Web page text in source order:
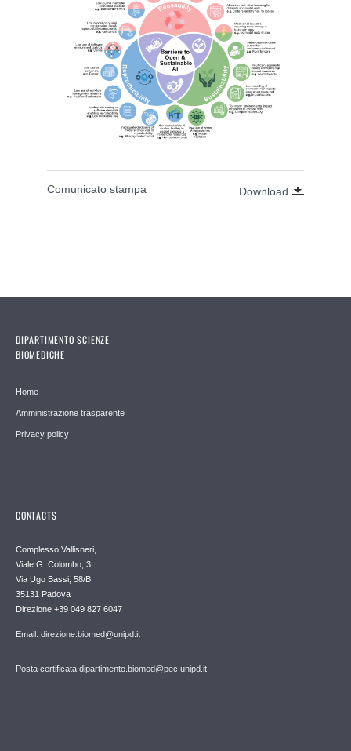
Comunicato stampa Download
DIPARTIMENTO SCIENZE
BIOMEDICHE
Home
Amministrazione trasparente
Privacy policy
CONTACTS
Complesso Vallisneri,
Viale G. Colombo, 3
Via Ugo Bassi, 58/B
35131 Padova
Direzione +39 049 827 6047
Email: direzione.biomed@unipd.it
Posta certificata dipartimento.biomed@pec.unipd.it